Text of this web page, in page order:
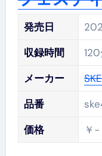
発売日
収録時間
メーカー
品番
価格
￥-